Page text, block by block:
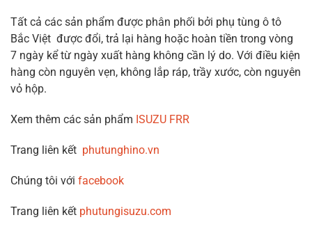
Tất cả các sản phẩm được phân phối bởi phụ tùng ô tô
Bắc Việt được đổi, trả lại hàng hoặc hoàn tiền trong vòng
7 ngày kể từ ngày xuất hàng không cần lý do. Với điều kiện
hàng còn nguyên vẹn, không lắp ráp, trầy xước, còn nguyên
vỏ hộp.
Xem thêm các sản phẩm ISUZU FRR
Trang liên kết phutunghino.vn
Chúng tôi với facebook
Trang liên kết phutungisuzu.com